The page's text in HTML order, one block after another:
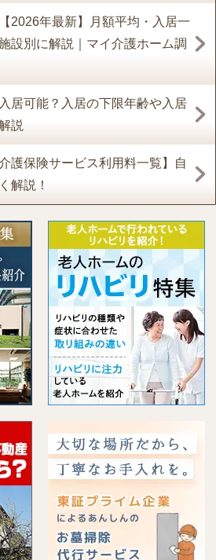
2026年最新】月額平均・入居一
設別に解説｜マイ介護ホーム調
居可能？入居の下限年齢や入居
説
護保険サービス利用料一覧】自
解説！